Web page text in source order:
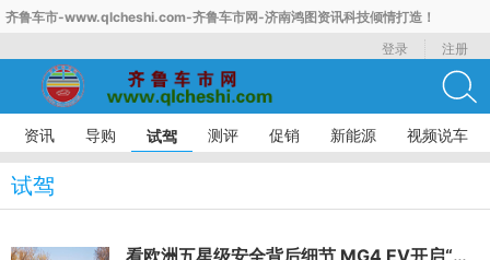
齐鲁车市-www.qlcheshi.com-齐鲁车市网-济南鸿图资讯科技倾情打造！
登录
注册
资讯 导购 试驾 测评 促销 新能源 视频说车
试驾
看欧洲五星级安全背后细节 MG4 EV开启“全能驾控 冠军征城”济南站动态试驾